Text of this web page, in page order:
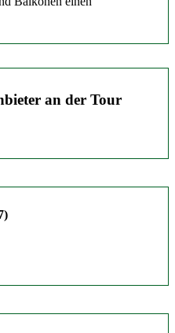
an der Tour